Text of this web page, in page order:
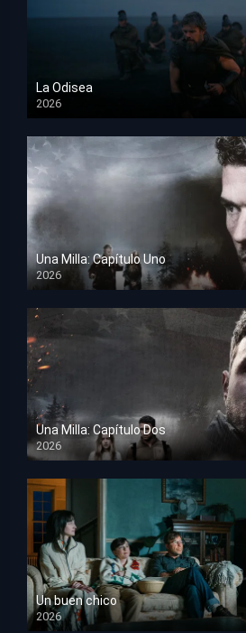
La Odisea
2026
TS Screener
Una Milla: Capítulo Uno
2026
HD 1080p
Una Milla: Capítulo Dos
2026
HD 1080p
Un buen chico
2026
HD 1080p